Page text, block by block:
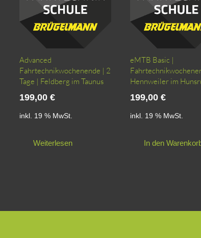
Advanced
Fahrtechnikwochenende | 2
Tage | Feldberg im Taunus
199,00 €
inkl. 19 % MwSt.
Weiterlesen
eMTB Basic |
Hennweiler im
199,00€
inkl. 19 % MwSt.
In den